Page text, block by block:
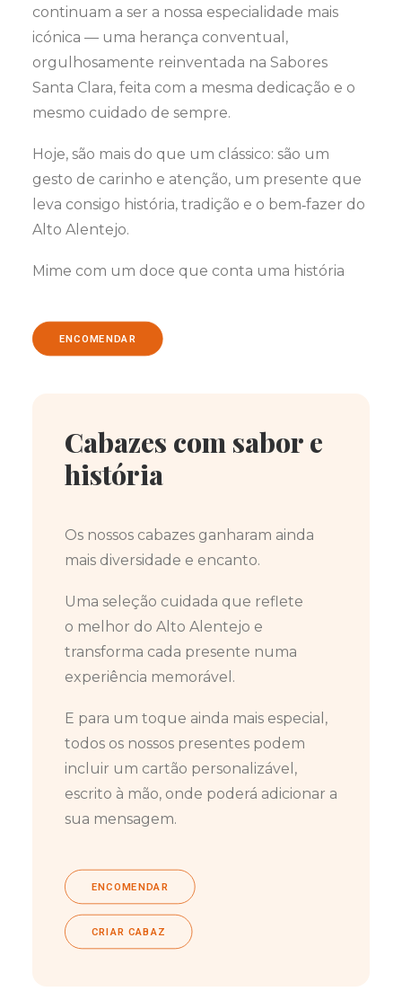
continuam a ser a nossa especialidade mais
icónica — uma herança conventual,
orgulhosamente reinventada na Sabores
Santa Clara, feita com a mesma dedicação e o
mesmo cuidado de sempre.
Hoje, são mais do que um clássico: são um
gesto de carinho e atenção, um presente que
leva consigo história, tradição e o bem‑fazer do
Alto Alentejo.
Mime com um doce que conta uma história
ENCOMENDAR
Cabazes com sabor e
história
Os nossos cabazes ganharam ainda
mais diversidade e encanto.
Uma seleção cuidada que reflete
o melhor do Alto Alentejo e
transforma cada presente numa
experiência memorável.
E para um toque ainda mais especial,
todos os nossos presentes podem
incluir um cartão personalizável,
escrito à mão, onde poderá adicionar a
sua mensagem.
ENCOMENDAR
CRIAR CABAZ